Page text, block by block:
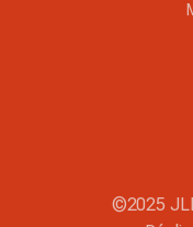
©2025